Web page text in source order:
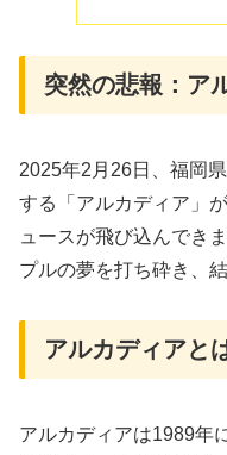
突然の悲報：ア
2025年2月26日、福岡
する「アルカディア」
ュースが飛び込んでき
プルの夢を打ち砕き、
アルカディアと
アルカディアは1989年